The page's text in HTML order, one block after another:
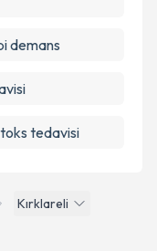
Kırklareli
demans
tedavisi